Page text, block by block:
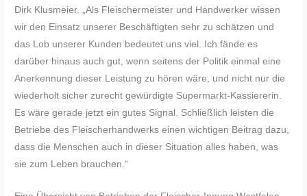
Dirk Klusmeier. „Als Fleischermeister und Handwerker wissen
wir den Einsatz unserer Beschäftigten sehr zu schätzen und
das Lob unserer Kunden bedeutet uns viel. Ich fände es
darüber hinaus auch gut, wenn seitens der Politik einmal eine
Anerkennung dieser Leistung zu hören wäre, und nicht nur die
wiederholt sicher zurecht gewürdigte Supermarkt-Kassiererin.
Es wäre gerade jetzt ein gutes Signal. Schließlich leisten die
Betriebe des Fleischerhandwerks einen wichtigen Beitrag dazu,
dass die Menschen auch in dieser Situation alles haben, was
sie zum Leben brauchen.“